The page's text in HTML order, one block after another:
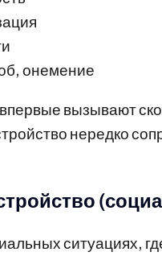
онемение
вызывают
нередко
ситуациях,